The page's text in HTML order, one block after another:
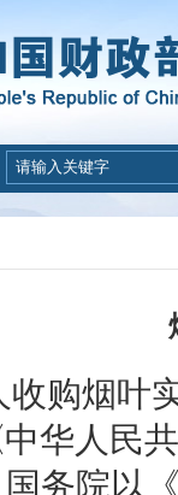
收购烟叶
华人民
务院以